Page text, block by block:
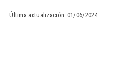
Última actualización: 01/06/2024